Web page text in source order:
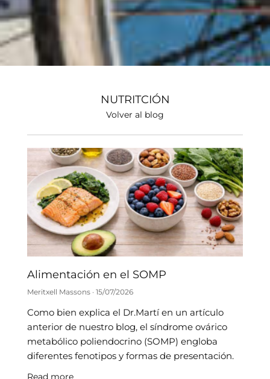
NUTRITCIÓN
Volver al blog
Alimentación en el SOMP
Meritxell Massons 15/07/2026
Como bien explica el Dr.Martí en un artículo
anterior de nuestro blog, el síndrome ovárico
metabólico poliendocrino (SOMP) engloba
diferentes fenotipos y formas de presentación.
Read more